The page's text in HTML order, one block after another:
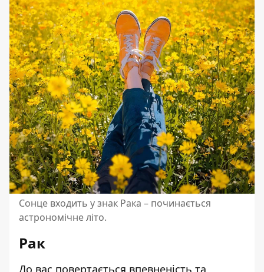
Сонце входить у знак Рака – починається
астрономічне літо.
Рак
До вас повертається впевненість та